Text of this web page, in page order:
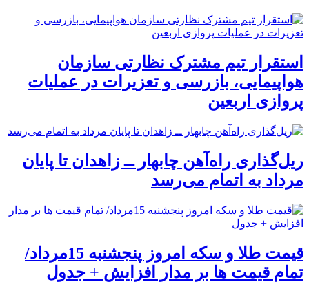
استقرار تیم مشترک نظارتی سازمان
هواپیمایی، بازرسی و تعزیرات در عملیات
پروازی اربعین
ریل‌گذاری راه‌آهن چابهار ــ زاهدان تا پایان
مرداد به اتمام می‌رسد
قیمت طلا و سکه امروز پنجشنبه 15مرداد/
تمام قیمت ها بر مدار افزایش + جدول